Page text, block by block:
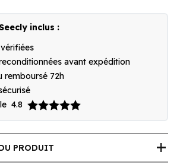
inclus :
avant expédition
remboursé 72h
4.8
PRODUIT add